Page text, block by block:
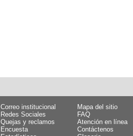
Correo institucional
Mapa del sitio
Redes Sociales
FAQ
Quejas y reclamos
Atención en línea
Encuesta
Contáctenos